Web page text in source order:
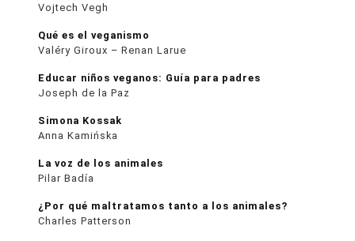
Vojtech Vegh
Qué es el veganismo
Valéry Giroux – Renan Larue
Educar niños veganos: Guía para padres
Joseph de la Paz
Simona Kossak
Anna Kamińska
La voz de los animales
Pilar Badía
¿Por qué maltratamos tanto a los animales?
Charles Patterson